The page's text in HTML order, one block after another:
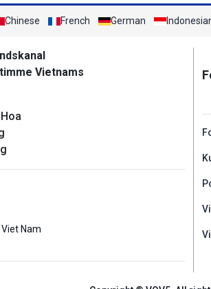
Chinese French German
Vietnams
Viet Nam